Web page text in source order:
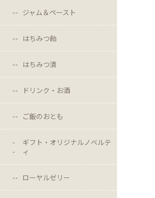
ジャム＆ペースト
はちみつ飴
はちみつ漬
ドリンク・お酒
ご飯のおとも
ギフト・オリジナルノベルテ
ィ
ローヤルゼリー